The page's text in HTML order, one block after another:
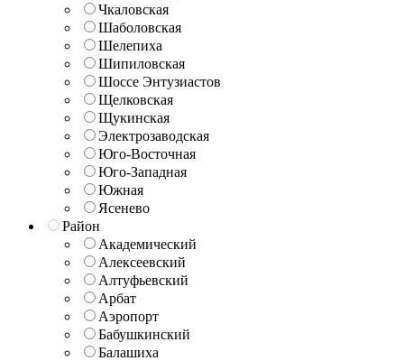
Чкаловская
Шаболовская
Шелепиха
Шипиловская
Шоссе Энтузиастов
Щелковская
Щукинская
Электрозаводская
Юго-Восточная
Юго-Западная
Южная
Ясенево
Район
Академический
Алексеевский
Алтуфьевский
Арбат
Аэропорт
Бабушкинский
Балашиха